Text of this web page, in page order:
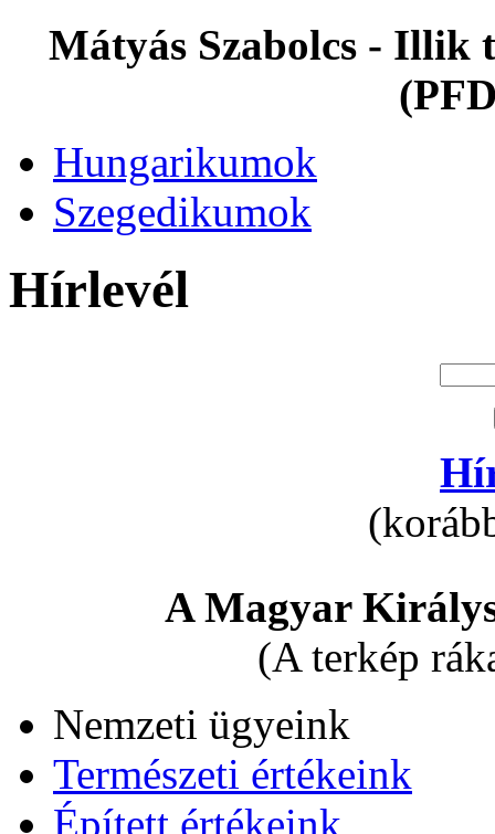
Mátyás Szabolcs - Illik
Hungarikumok
Szegedikumok
Hírlevél
A Magyar
(A terkép
Nemzeti ügyeink
Természeti értékeink
Épített értékeink